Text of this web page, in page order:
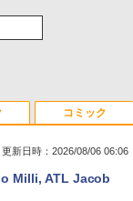
フホワイト
更新日時：2026/08/06 06:06
Milli, ATL Jacob
コミック